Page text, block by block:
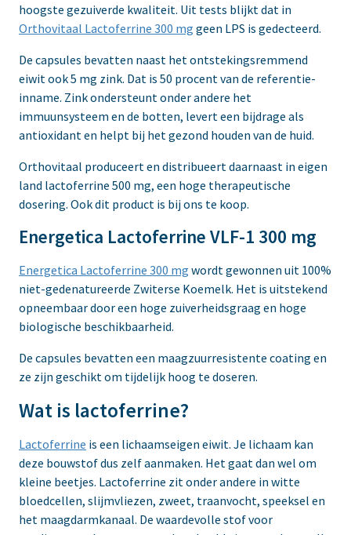
hoogste gezuiverde kwaliteit. Uit tests blijkt dat in
Orthovitaal Lactoferrine 300 mg geen LPS is gedecteerd.
De capsules bevatten naast het ontstekingsremmend
eiwit ook 5 mg zink. Dat is 50 procent van de referentie-
inname. Zink ondersteunt onder andere het
immuunsysteem en de botten, levert een bijdrage als
antioxidant en helpt bij het gezond houden van de huid.
Orthovitaal produceert en distribueert daarnaast in eigen
land lactoferrine 500 mg, een hoge therapeutische
dosering. Ook dit product is bij ons te koop.
Energetica Lactoferrine VLF-1 300 mg
Energetica Lactoferrine 300 mg wordt gewonnen uit 100%
niet-gedenatureerde Zwiterse Koemelk. Het is uitstekend
opneembaar door een hoge zuiverheidsgraag en hoge
biologische beschikbaarheid.
De capsules bevatten een maagzuurresistente coating en
ze zijn geschikt om tijdelijk hoog te doseren.
Wat is lactoferrine?
Lactoferrine is een lichaamseigen eiwit. Je lichaam kan
deze bouwstof dus zelf aanmaken. Het gaat dan wel om
kleine beetjes. Lactoferrine zit onder andere in witte
bloedcellen, slijmvliezen, zweet, traanvocht, speeksel en
het maagdarmkanaal. De waardevolle stof voor